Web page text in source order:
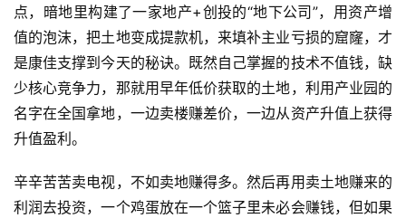
点，暗地里构建了一家地产+创投的“地下公司”，用资产增
值的泡沫，把土地变成提款机，来填补主业亏损的窟窿，才
是康佳支撑到今天的秘诀。既然自己掌握的技术不值钱，缺
少核心竞争力，那就用早年低价获取的土地，利用产业园的
名字在全国拿地，一边卖楼赚差价，一边从资产升值上获得
升值盈利。
辛辛苦苦卖电视，不如卖地赚得多。然后再用卖土地赚来的
利润去投资，一个鸡蛋放在一个篮子里未必会赚钱，但如果